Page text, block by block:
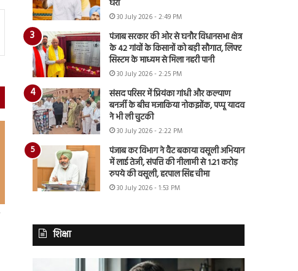
घेरा
30 July 2026 - 2:49 PM
पंजाब सरकार की ओर से घनौर विधानसभा क्षेत्र
के 42 गांवों के किसानों को बड़ी सौगात, लिफ्ट
सिस्टम के माध्यम से मिला नहरी पानी
30 July 2026 - 2:25 PM
संसद परिसर में प्रियंका गांधी और कल्याण
बनर्जी के बीच मजाकिया नोकझोंक, पप्पू यादव
ने भी ली चुटकी
30 July 2026 - 2:22 PM
पंजाब कर विभाग ने वैट बकाया वसूली अभियान
में लाई तेजी, संपत्ति की नीलामी से 1.21 करोड़
रुपये की वसूली, हरपाल सिंह चीमा
30 July 2026 - 1:53 PM
शिक्षा